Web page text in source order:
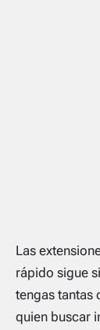
Las
rápido sigue
tengas tantas
quien buscar